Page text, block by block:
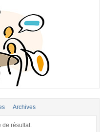
Archives
résultat.